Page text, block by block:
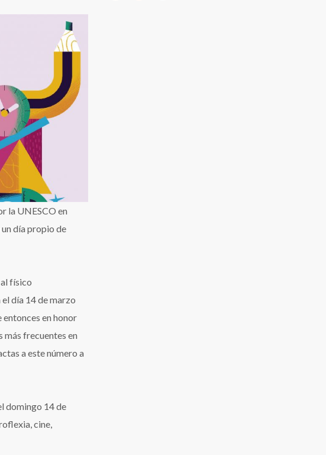
la UNESCO en
día propio de
físico
día 14 de marzo
entonces en honor
más frecuentes en
a este número a
domingo 14 de
cine,